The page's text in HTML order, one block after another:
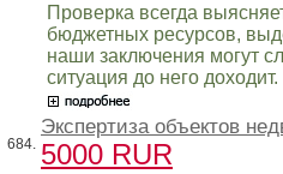
Проверка всегда
бюджетных ресурсов,
наши заключения могут
ситуация до него доходит.
684.
Экспертиза объектов
5000 RUR